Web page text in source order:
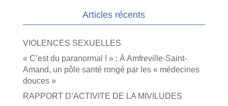
Articles récents
VIOLENCES SEXUELLES
« C’est du paranormal ! » : À Amfreville-Saint-
Amand, un pôle santé rongé par les « médecines
douces »
RAPPORT D’ACTIVITE DE LA MIVILUDES